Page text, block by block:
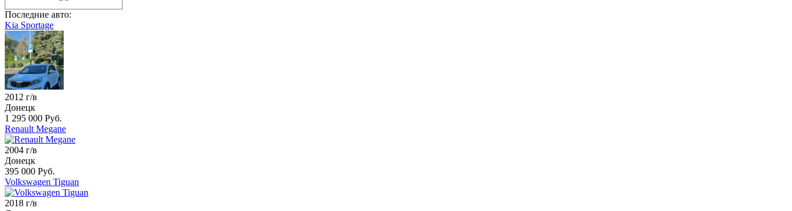
Последние авто:
Kia Sportage
2012 г/в
Донецк
1 295 000 Руб.
Renault Megane
2004 г/в
Донецк
395 000 Руб.
Volkswagen Tiguan
2018 г/в